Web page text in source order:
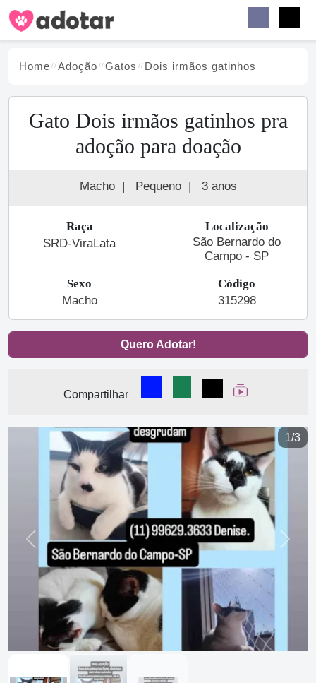
Home Adoção Gatos Dois irmãos gatinhos
Gato Dois irmãos gatinhos pra
adoção para doação
Macho | Pequeno | 3 anos
Raça
SRD-ViraLata
Localização
São Bernardo do
Campo - SP
Sexo
Macho
Código
315298
Quero Adotar!
Compartilhar
Compartilhar no Facebook
Compartilhar no
Compartilhar
Ver Web Story
1/3
Previous Next